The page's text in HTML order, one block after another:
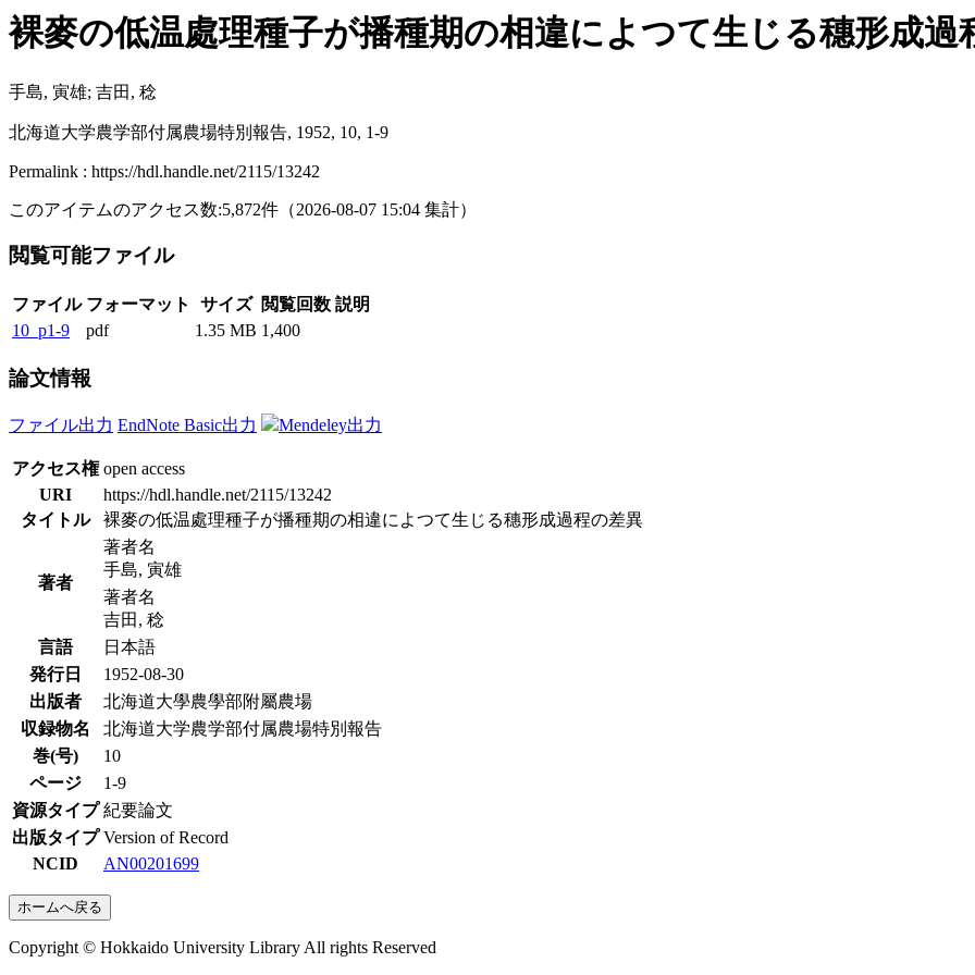
裸麥の低温處理種子が播種期の相違によつて生じる穗形成過
手島, 寅雄; 吉田, 稔
北海道大学農学部付属農場特別報告, 1952, 10, 1-9
Permalink : https://hdl.handle.net/2115/13242
このアイテムのアクセス数:5,872件 （2026-08-07 15:04 集計）
閲覧可能ファイル
ファイル フォーマット サイズ 閲覧回数 説明
10_p1-9
pdf 1.35 MB 1,400
論文情報
ファイル出力 EndNote Basic出力 Mendeley出力
アクセス権 open access
URI
https://hdl.handle.net/2115/13242
タイトル
裸麥の低温處理種子が播種期の相違によつて生じる穗形成過程の差異
著者
著者名
手島, 寅雄
著者名
吉田, 稔
言語
日本語
発行日
1952-08-30
出版者
北海道大學農學部附屬農場
収録物名
北海道大学農学部付属農場特別報告
巻(号)
10
ページ
1-9
資源タイプ 紀要論文
出版タイプ Version of Record
NCID
AN00201699
ホームへ戻る
Copyright © Hokkaido University Library All rights Reserved